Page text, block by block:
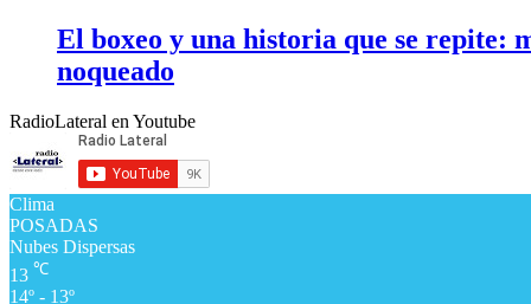
El boxeo y una historia que se repite:
noqueado
RadioLateral en Youtube
Clima
POSADAS
Nubes Dispersas
13 ℃
14º - 13º